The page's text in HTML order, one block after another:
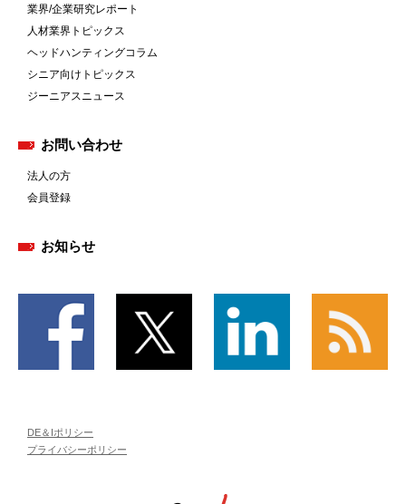
業界/企業研究レポート
人材業界トピックス
ヘッドハンティングコラム
シニア向けトピックス
ジーニアスニュース
お問い合わせ
法人の方
会員登録
お知らせ
DE＆Iポリシー
プライバシーポリシー